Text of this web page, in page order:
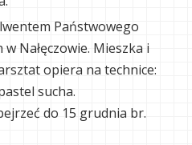
Państwowego
Nałęczowie. Mieszka i
opiera na technice:
sucha.
do 15 grudnia br.